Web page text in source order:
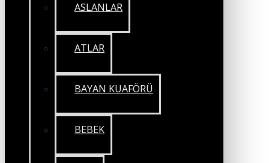
ASLANLAR
ATLAR
BAYAN KUAFÖRÜ
BEBEK